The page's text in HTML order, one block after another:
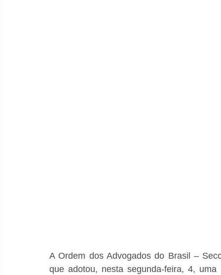
A Ordem dos Advogados do Brasil –
que adotou, nesta segunda-feira, 4,